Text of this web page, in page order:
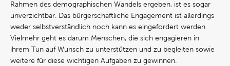
Rahmen des demographischen Wandels ergeben, ist es sogar
unverzichtbar. Das bürgerschaftliche Engagement ist allerdings
weder selbstverständlich noch kann es eingefordert werden.
Vielmehr geht es darum Menschen, die sich engagieren in
ihrem Tun auf Wunsch zu unterstützen und zu begleiten sowie
weitere für diese wichtigen Aufgaben zu gewinnen.